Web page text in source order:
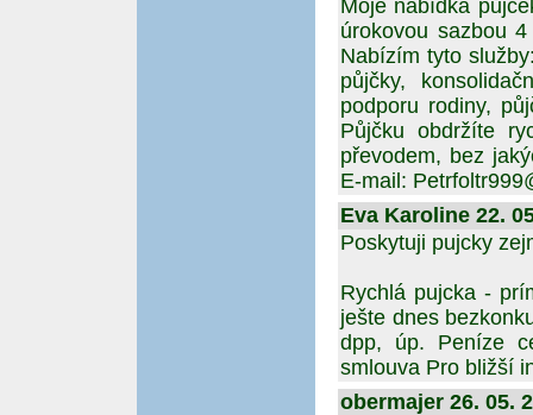
Moje nabídka
úrokovou sazbou
Nabízím tyto
půjčky,
podporu rodiny,
Půjčku obdržíte
převodem, bez
E-mail:
Eva Karoline 22.
Poskytuji pujcky
Rychlá pujcka -
ješte dnes
dpp, úp. Peníze
smlouva Pro bližší
obermajer 26. 05.